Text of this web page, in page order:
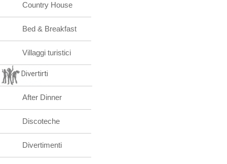
Country House
Bed & Breakfast
Villaggi turistici
Divertirti
After Dinner
Discoteche
Divertimenti